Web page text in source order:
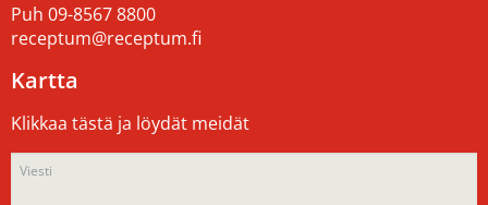
Puh 09-8567 8800
receptum@receptum.fi
Kartta
Klikkaa tästä ja löydät meidät